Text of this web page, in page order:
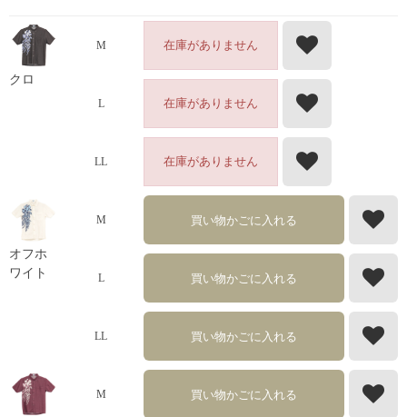
クロ
M 在庫がありません
L 在庫がありません
LL 在庫がありません
オフホ
ワイト
M 買い物かごに入れる
L 買い物かごに入れる
LL 買い物かごに入れる
M 買い物かごに入れる